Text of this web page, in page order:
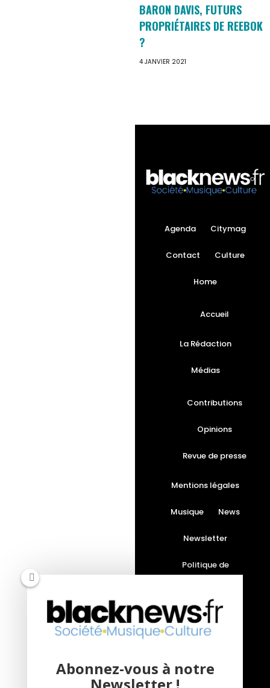
BARON DAVIS, FUTURS
PROPRIÉTAIRES DE REEBOK
?
4 JANVIER 2021
Agenda Citymag
Contact Culture
Home
Accueil
La Rédaction
Médias
Contributions
Opinions
Revue de presse
Mentions légales
Musique News
Newsletter
Politique de
Société
Vidéos
Interviews
Abonnez-vous à notre